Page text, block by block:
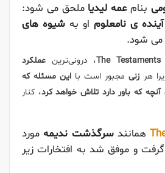
بنامعمه لیدیا ملحق می شود:
آینده ی نامعلوم او به شیوه های
می شود.
The Testaments، درونی‌ترین عملکرد
هر زنیمجبور است با این مسئله که
که باور دارد تلاش خواهد کرد، کنار
همانندسرگذشت ندیمه مورد
گرفت و موفق شد به افتخارات زیر